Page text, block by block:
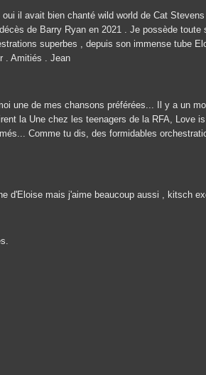
il avait bien chanté wild world de Cat
de Barry Ryan en 2021 . Je possède toute
superbes , depuis son immense tube
. Amitiés . Jean
une de mes chansons préférées... Il y a un
la Une chez les teenagers de la RFA, Love
Comme tu dis, des formidables
d'Eloise mais j'aime beaucoup aussi , kitsch